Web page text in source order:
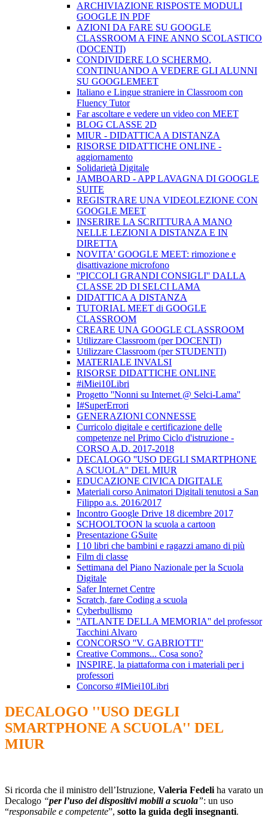
ARCHIVIAZIONE RISPOSTE MODULI
GOOGLE IN PDF
AZIONI DA FARE SU GOOGLE
CLASSROOM A FINE ANNO SCOLASTICO
(DOCENTI)
CONDIVIDERE LO SCHERMO,
CONTINUANDO A VEDERE GLI ALUNNI
SU GOOGLEMEET
Italiano e Lingue straniere in Classroom con
Fluency Tutor
Far ascoltare e vedere un video con MEET
BLOG CLASSE 2D
MIUR - DIDATTICA A DISTANZA
RISORSE DIDATTICHE ONLINE -
aggiornamento
Solidarietà Digitale
JAMBOARD - APP LAVAGNA DI GOOGLE
SUITE
REGISTRARE UNA VIDEOLEZIONE CON
GOOGLE MEET
INSERIRE LA SCRITTURA A MANO
NELLE LEZIONI A DISTANZA E IN
DIRETTA
NOVITA' GOOGLE MEET: rimozione e
disattivazione microfono
''PICCOLI GRANDI CONSIGLI'' DALLA
CLASSE 2D DI SELCI LAMA
DIDATTICA A DISTANZA
TUTORIAL MEET di GOOGLE
CLASSROOM
CREARE UNA GOOGLE CLASSROOM
Utilizzare Classroom (per DOCENTI)
Utilizzare Classroom (per STUDENTI)
MATERIALE INVALSI
RISORSE DIDATTICHE ONLINE
#iMiei10Libri
Progetto ''Nonni su Internet @ Selci-Lama''
I#SuperErrori
GENERAZIONI CONNESSE
Curricolo digitale e certificazione delle
competenze nel Primo Ciclo d'istruzione -
CORSO A.D. 2017-2018
DECALOGO ''USO DEGLI SMARTPHONE
A SCUOLA'' DEL MIUR
EDUCAZIONE CIVICA DIGITALE
Materiali corso Animatori Digitali tenutosi a San
Filippo a.s. 2016/2017
Incontro Google Drive 18 dicembre 2017
SCHOOLTOON la scuola a cartoon
Presentazione GSuite
I 10 libri che bambini e ragazzi amano di più
Film di classe
Settimana del Piano Nazionale per la Scuola
Digitale
Safer Internet Centre
Scratch, fare Coding a scuola
Cyberbullismo
''ATLANTE DELLA MEMORIA'' del professor
Tacchini Alvaro
CONCORSO ''V. GABRIOTTI''
Creative Commons... Cosa sono?
INSPIRE, la piattaforma con i materiali per i
professori
Concorso #IMiei10Libri
DECALOGO ''USO DEGLI
SMARTPHONE A SCUOLA'' DEL
MIUR
Si ricorda che il ministro dell’Istruzione, Valeria Fedeli ha varato un
Decalogo “per l’uso dei dispositivi mobili a scuola”: un uso
“responsabile e competente”, sotto la guida degli insegnanti.